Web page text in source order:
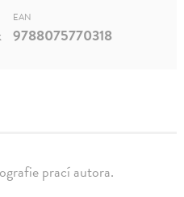
prací autora.
EAN
9788075770318